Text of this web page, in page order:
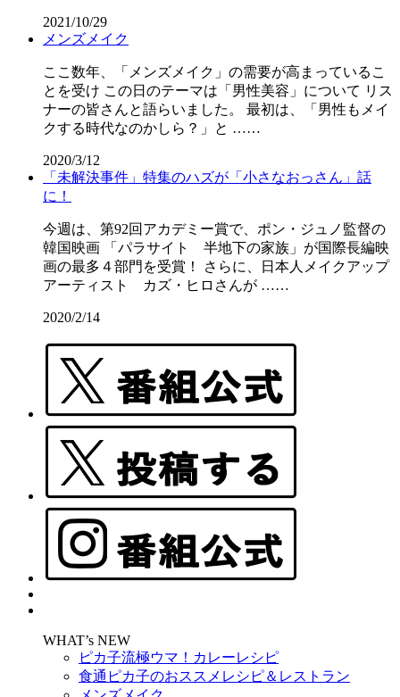
2021/10/29
メンズメイク
ここ数年、「メンズメイク」の需要が高まっているこ
とを受け この日のテーマは「男性美容」について リス
ナーの皆さんと語らいました。 最初は、「男性もメイ
クする時代なのかしら？」と ……
2020/3/12
「未解決事件」特集のハズが「小さなおっさん」話
に！
今週は、第92回アカデミー賞で、ポン・ジュノ監督の
韓国映画 「パラサイト 半地下の家族」が国際長編映
画の最多４部門を受賞！ さらに、日本人メイクアップ
アーティスト カズ・ヒロさんが ……
2020/2/14
WHAT’s NEW
ピカ子流極ウマ！カレーレシピ
食通ピカ子のおススメレシピ＆レストラン